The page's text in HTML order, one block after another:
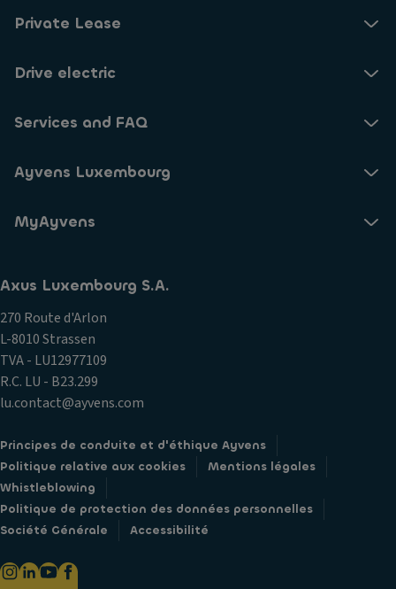
Private Lease
Drive electric
Services and FAQ
Ayvens Luxembourg
MyAyvens
Axus Luxembourg S.A.
270 Route d'Arlon
L-8010 Strassen
TVA - LU12977109
R.C. LU - B23.299
lu.contact@ayvens.com
Principes de conduite et d'éthique Ayvens
Politique relative aux cookies
Mentions légales
Whistleblowing
Politique de protection des données personnelles
Société Générale
Accessibilité